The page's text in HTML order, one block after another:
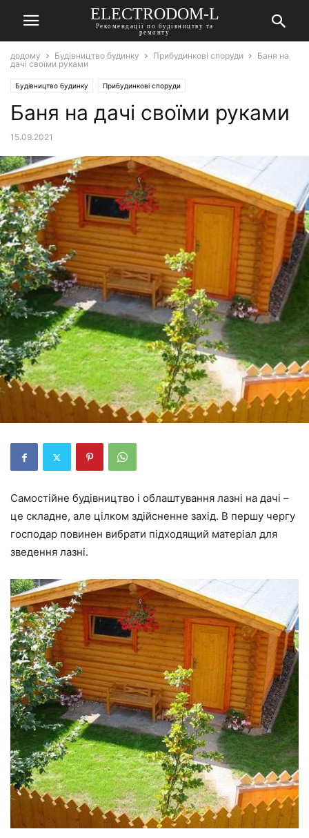
ELECTRODOM-L
Рекомендації по будівництву та
ремонту
додому Будівництво будинку Прибудинкові споруди
Баня на
дачі своїми руками
Будівництво будинку Прибудинкові споруди
Баня на дачі своїми руками
15.09.2021
Самостійне будівництво і облаштування лазні на дачі –
це складне, але цілком здійсненне захід. В першу чергу
господар повинен вибрати підходящий матеріал для
зведення лазні.